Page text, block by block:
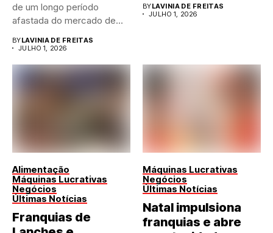
de um longo período
afastada do mercado de...
BYLAVINIA DE FREITAS
JULHO 1, 2026
BYLAVINIA DE FREITAS
JULHO 1, 2026
Alimentação
Máquinas Lucrativas
Negócios
Últimas Notícias
Franquias de
Máquinas Lucrativas
Negócios
Últimas Notícias
Natal impulsiona
franquias e abre